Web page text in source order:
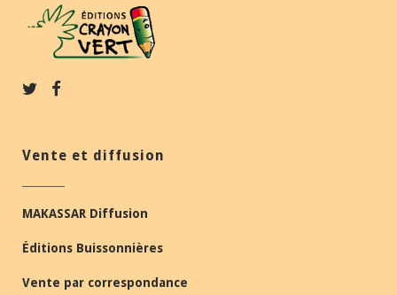
Vente et diffusion
MAKASSAR Diffusion
Éditions Buissonnières
Vente par correspondance